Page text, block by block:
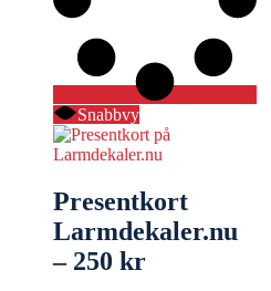
Snabbvy
Presentkort
Larmdekaler.nu
– 250 kr